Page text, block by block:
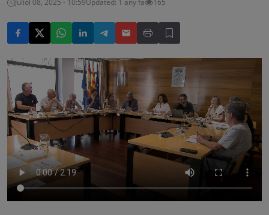
Juliol 08, 2025 - 10:59Updated: 1 any fa 165